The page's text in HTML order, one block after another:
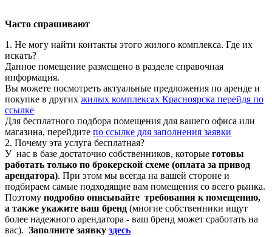
Часто спрашивают
1. Не могу найти контакты этого жилого комплекса. Где их
искать?
Данное помещение размещено в разделе справочная
информация.
Вы можете посмотреть актуальные предложения по аренде и
покупке в других жилых комплексах Красноярска перейдя по
ссылке
Для бесплатного подбора помещения для вашего офиса или
магазина, перейдите по ссылке для заполнения заявки
2. Почему эта услуга бесплатная?
У нас в базе достаточно собственников, которые готовы
работать только по брокерской схеме (оплата за привод
арендатора). При этом мы всегда на вашей стороне и
подбираем самые подходящие вам помещения со всего рынка.
Поэтому подробно описывайте требования к помещению,
а также укажите ваш бренд (многие собственники ищут
более надежного арендатора - ваш бренд может сработать на
вас). Заполните заявку здесь